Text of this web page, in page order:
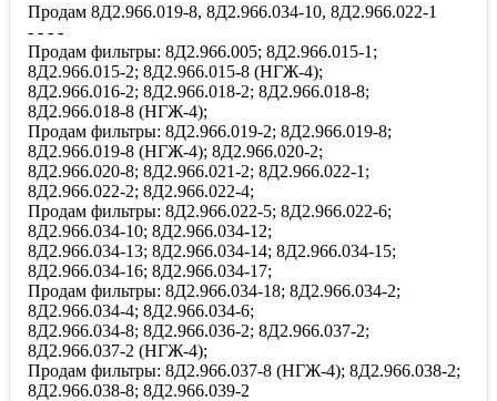
Продам 8Д2.966.019-8, 8Д2.966.034-10, 8Д2.966.022-1
- - - -
Продам фильтры: 8Д2.966.005; 8Д2.966.015-1;
8Д2.966.015-2; 8Д2.966.015-8 (НГЖ-4);
8Д2.966.016-2; 8Д2.966.018-2; 8Д2.966.018-8;
8Д2.966.018-8 (НГЖ-4);
Продам фильтры: 8Д2.966.019-2; 8Д2.966.019-8;
8Д2.966.019-8 (НГЖ-4); 8Д2.966.020-2;
8Д2.966.020-8; 8Д2.966.021-2; 8Д2.966.022-1;
8Д2.966.022-2; 8Д2.966.022-4;
Продам фильтры: 8Д2.966.022-5; 8Д2.966.022-6;
8Д2.966.034-10; 8Д2.966.034-12;
8Д2.966.034-13; 8Д2.966.034-14; 8Д2.966.034-15;
8Д2.966.034-16; 8Д2.966.034-17;
Продам фильтры: 8Д2.966.034-18; 8Д2.966.034-2;
8Д2.966.034-4; 8Д2.966.034-6;
8Д2.966.034-8; 8Д2.966.036-2; 8Д2.966.037-2;
8Д2.966.037-2 (НГЖ-4);
Продам фильтры: 8Д2.966.037-8 (НГЖ-4); 8Д2.966.038-2;
8Д2.966.038-8; 8Д2.966.039-2